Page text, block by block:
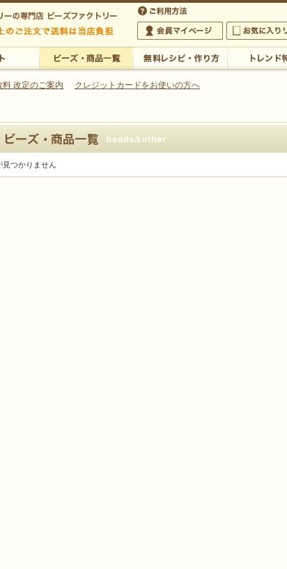
・アクセサリーの専門店
ーの専門店 ビーズファクトリー 5,000円以上のご注文で送料は当店が負担い
ー 5,000円以上のご注文で送料は当店が負担いたします
会員マイページ
お気に入りリス
料 改定のご案内 クレジットカードをお使いの方へ
見つかりません